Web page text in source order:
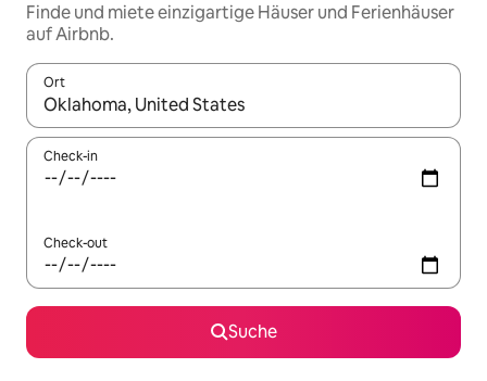
Finde und miete einzigartige Häuser und Ferienhäuser
auf Airbnb.
Ort
Wenn Ergebnisse verfügbar sind, navigiere mit den
Check-in
Check-out
Suche